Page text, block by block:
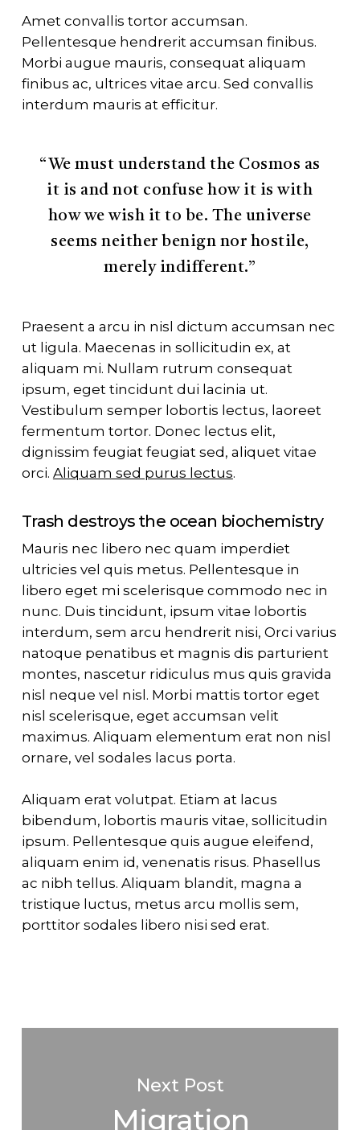
Amet convallis tortor accumsan.
Pellentesque hendrerit accumsan finibus.
Morbi augue mauris, consequat aliquam
finibus ac, ultrices vitae arcu. Sed convallis
interdum mauris at efficitur.
“We must understand the Cosmos as
it is and not confuse how it is with
how we wish it to be. The universe
seems neither benign nor hostile,
merely indifferent.”
Praesent a arcu in nisl dictum accumsan nec
ut ligula. Maecenas in sollicitudin ex, at
aliquam mi. Nullam rutrum consequat
ipsum, eget tincidunt dui lacinia ut.
Vestibulum semper lobortis lectus, laoreet
fermentum tortor. Donec lectus elit,
dignissim feugiat feugiat sed, aliquet vitae
orci. Aliquam sed purus lectus.
Trash destroys the ocean biochemistry
Mauris nec libero nec quam imperdiet
ultricies vel quis metus. Pellentesque in
libero eget mi scelerisque commodo nec in
nunc. Duis tincidunt, ipsum vitae lobortis
interdum, sem arcu hendrerit nisi, Orci varius
natoque penatibus et magnis dis parturient
montes, nascetur ridiculus mus quis gravida
nisl neque vel nisl. Morbi mattis tortor eget
nisl scelerisque, eget accumsan velit
maximus. Aliquam elementum erat non nisl
ornare, vel sodales lacus porta.
Aliquam erat volutpat. Etiam at lacus
bibendum, lobortis mauris vitae, sollicitudin
ipsum. Pellentesque quis augue eleifend,
aliquam enim id, venenatis risus. Phasellus
ac nibh tellus. Aliquam blandit, magna a
tristique luctus, metus arcu mollis sem,
porttitor sodales libero nisi sed erat.
Next Post
Migration